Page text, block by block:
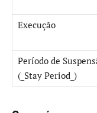
Execução
Período de
(_Stay Period_)